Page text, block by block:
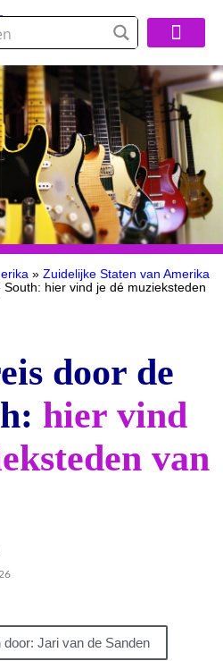
» Zuidelijke Staten van Amerika
hier vind je dé muzieksteden
door de
hier vind
van
Jari van de Sanden